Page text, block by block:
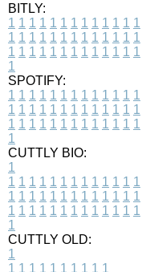
BITLY:
1 1 1 1 1 1 1 1 1 1 1 1 1
1 1 1 1 1 1 1 1 1 1 1 1 1
1 1 1 1 1 1 1 1 1 1 1 1 1
1
SPOTIFY:
1 1 1 1 1 1 1 1 1 1 1 1 1
1 1 1 1 1 1 1 1 1 1 1 1 1
1 1 1 1 1 1 1 1 1 1 1 1 1
1
CUTTLY BIO:
1
1 1 1 1 1 1 1 1 1 1 1 1 1
1 1 1 1 1 1 1 1 1 1 1 1 1
1 1 1 1 1 1 1 1 1 1 1 1 1
1
CUTTLY OLD:
1
1 1 1 1 1 1 1 1 1 1